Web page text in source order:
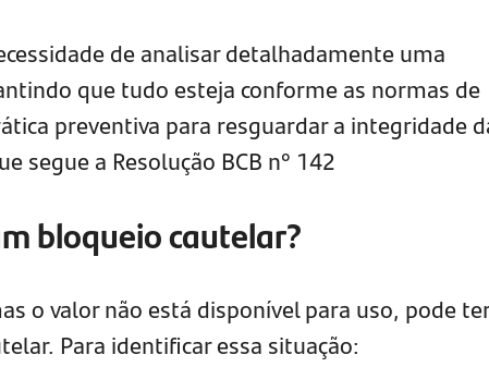
de analisar detalhadamente uma
que tudo esteja conforme as normas de
preventiva para resguardar a integridade
segue a Resolução BCB n° 142
bloqueio cautelar?
o valor não está disponível para uso, pode ter
Para identificar essa situação: